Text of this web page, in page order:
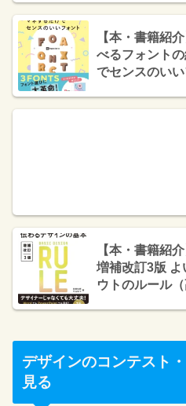
【本・書籍紹
べるフォント
でセンスのい
【本・書籍紹
増補改訂3版
ウトのルール
デザインのコンテスト
見る